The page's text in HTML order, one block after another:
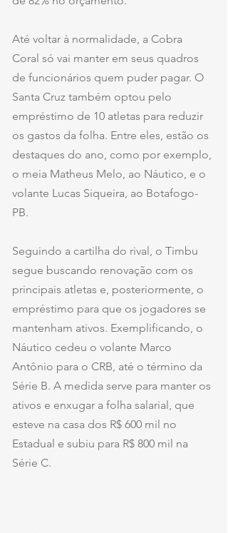
Até voltar à normalidade, a Cobra
Coral só vai manter em seus quadros
de funcionários quem puder pagar. O
Santa Cruz também optou pelo
empréstimo de 10 atletas para reduzir
os gastos da folha. Entre eles, estão os
destaques do ano, como por exemplo,
o meia Matheus Melo, ao Náutico, e o
volante Lucas Siqueira, ao Botafogo-
PB.
Seguindo a cartilha do rival, o Timbu
segue buscando renovação com os
principais atletas e, posteriormente, o
empréstimo para que os jogadores se
mantenham ativos. Exemplificando, o
Náutico cedeu o volante Marco
Antônio para o CRB, até o término da
Série B. A medida serve para manter os
ativos e enxugar a folha salarial, que
esteve na casa dos R$ 600 mil no
Estadual e subiu para R$ 800 mil na
Série C.